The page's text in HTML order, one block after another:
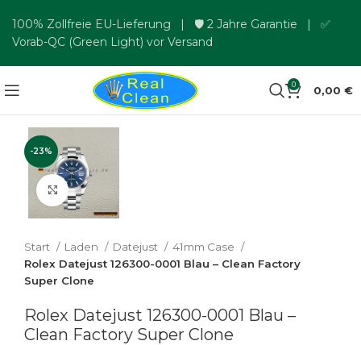
0 0,00 €
-23%
Zum Vergrößern klicken
Start Laden Datejust
41mm Case
Rolex Datejust 126300-0001 Blau – Clean Factory
Super Clone
Rolex Datejust 126300-0001 Blau –
Clean Factory Super Clone
100% Zollfreie EU-Lieferung | 🛡️ 2 Jahre Garantie | ✅
Vorab-QC (Green Light) vor Versand